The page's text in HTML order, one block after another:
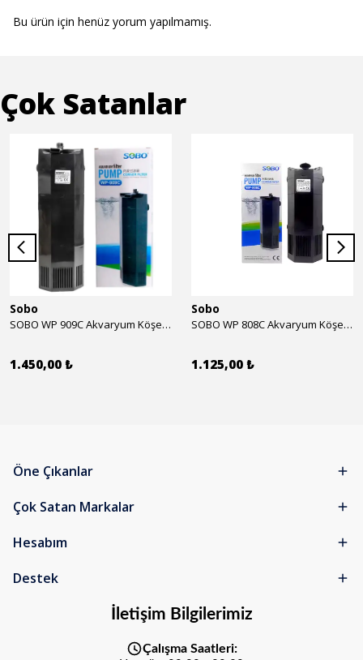
Bu ürün için henüz yorum yapılmamış.
Çok Satanlar
Sobo
SOBO WP 909C Akvaryum Köşe İç Filtre 1600 l/h 28w
1.450,00 ₺
Sobo
SOBO WP 808C Akvaryum Köşe İç Filtre 800 l/h 15w
1.125,00 ₺
Öne Çıkanlar
Çok Satan Markalar
Hesabım
Destek
İletişim Bilgilerimiz
Çalışma Saatleri: